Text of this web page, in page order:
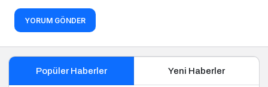
YORUM GÖNDER
Popüler Haberler Yeni Haberler